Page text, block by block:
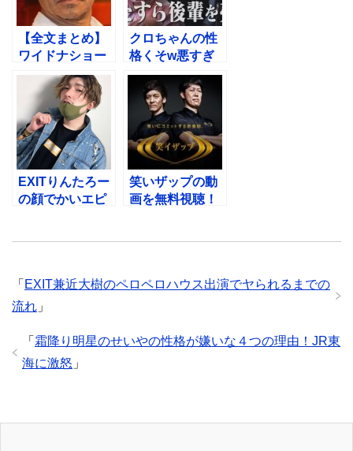
【全文まとめ】
ワイドナショー
で宮迫の会見に
ついて松本人志
が語る
クロちゃんの性
格くそw悪すぎ
るエピソード！
ガチでサイコパ
スやん
EXITりんたろー
の顔でかいエピ
笑いザップの動
画を無料視聴！
「 EXIT兼近大樹のペロペロハウス出演でヤられるまでの
流れ 」
「 霜降り明星のせいやの性格が嫌いな４つの理由！JR東
海に激怒 」